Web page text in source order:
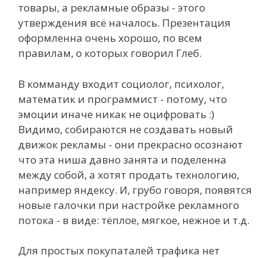
товары, а рекламные образы - этого
утверждения всё началось. Презентация
оформленна очень хорошо, по всем
правилам, о которых говорил Глеб.
В комманду входит социолог, психолог,
математик и программист - потому, что
эмоции иначе никак не оцифровать :)
Видимо, собираются не создавать новый
движок рекламы - они прекрасно осознают
что эта ниша давно занята и поделенна
между собой, а хотят продать технологию,
например яндексу. И, грубо говоря, появятся
новые галочки при настройке рекламного
потока - в виде: тёплое, мягкое, нежное и т.д.
Для простых покупаталей трафика нет